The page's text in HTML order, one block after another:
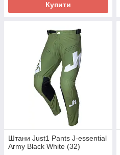
Купити
Штани Just1 Pants J-essential
Army Black White (32)